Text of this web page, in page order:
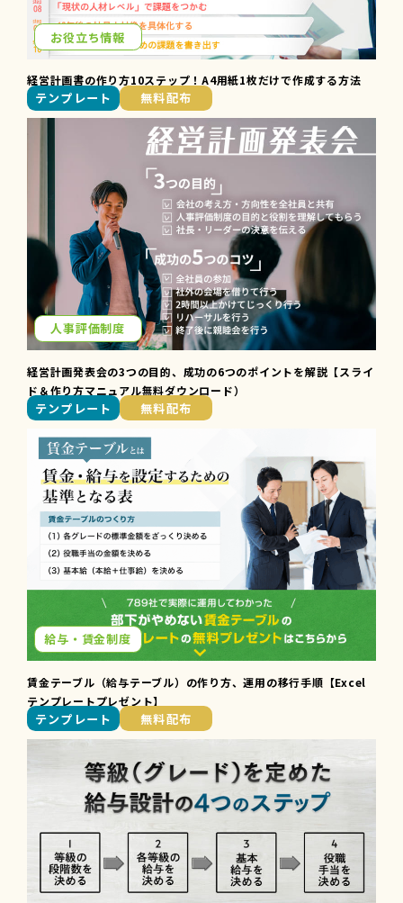
お役立ち情報
経営計画書の作り方10ステップ！A4用紙1枚だけで作成する方法
テンプレート 無料配布
人事評価制度
経営計画発表会の3つの目的、成功の6つのポイントを解説【スライ
ド＆作り方マニュアル無料ダウンロード）
テンプレート 無料配布
給与・賃金制度
賃金テーブル（給与テーブル）の作り方、運用の移行手順【Excel
テンプレートプレゼント】
テンプレート 無料配布